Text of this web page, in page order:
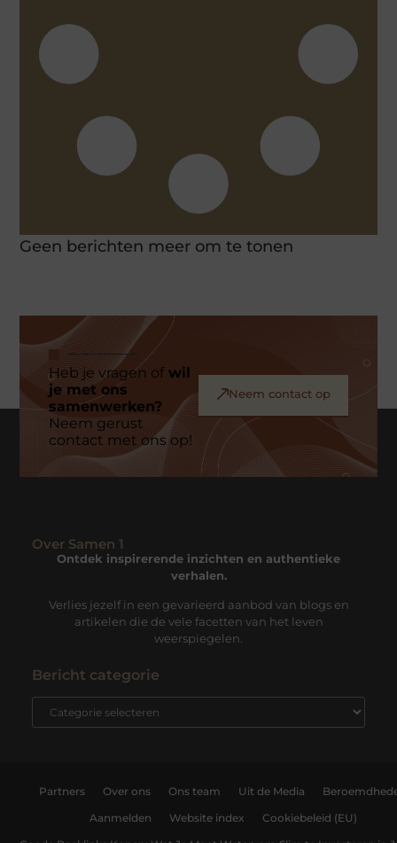
Geen berichten meer om te tonen
Heb je vragen ofwil
je met ons
samenwerken?
Neem gerust
contact met ons op!
Neem contact op
Over Samen 1
Ontdek inspirerende inzichten en authentieke
verhalen.
Verlies jezelf in een gevarieerd aanbod van blogs en
artikelen die de vele facetten van het leven
weerspiegelen.
Bericht categorie
Partners Over ons Ons team Uit de Media
Aanmelden Website index Cookiebeleid (EU)